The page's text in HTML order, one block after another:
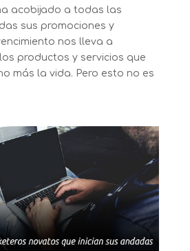
acobijado a todas las
sus promociones y
nos lleva a
productos y servicios que
más la vida. Pero esto no es